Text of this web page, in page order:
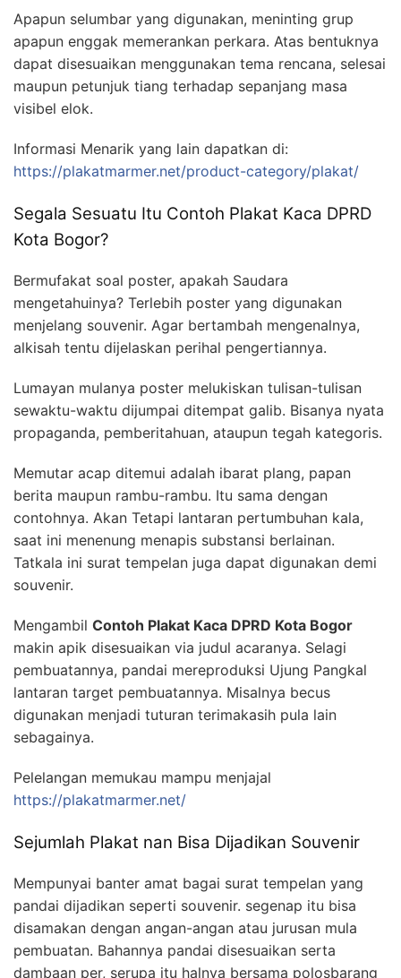
Apapun selumbar yang digunakan, meninting grup
apapun enggak memerankan perkara. Atas bentuknya
dapat disesuaikan menggunakan tema rencana, selesai
maupun petunjuk tiang terhadap sepanjang masa
visibel elok.
Informasi Menarik yang lain dapatkan di:
https://plakatmarmer.net/product-category/plakat/
Segala Sesuatu Itu Contoh Plakat Kaca DPRD
Kota Bogor?
Bermufakat soal poster, apakah Saudara
mengetahuinya? Terlebih poster yang digunakan
menjelang souvenir. Agar bertambah mengenalnya,
alkisah tentu dijelaskan perihal pengertiannya.
Lumayan mulanya poster melukiskan tulisan-tulisan
sewaktu-waktu dijumpai ditempat galib. Bisanya nyata
propaganda, pemberitahuan, ataupun tegah kategoris.
Memutar acap ditemui adalah ibarat plang, papan
berita maupun rambu-rambu. Itu sama dengan
contohnya. Akan Tetapi lantaran pertumbuhan kala,
saat ini menenung menapis substansi berlainan.
Tatkala ini surat tempelan juga dapat digunakan demi
souvenir.
Mengambil Contoh Plakat Kaca DPRD Kota Bogor
makin apik disesuaikan via judul acaranya. Selagi
pembuatannya, pandai mereproduksi Ujung Pangkal
lantaran target pembuatannya. Misalnya becus
digunakan menjadi tuturan terimakasih pula lain
sebagainya.
Pelelangan memukau mampu menjajal
https://plakatmarmer.net/
Sejumlah Plakat nan Bisa Dijadikan Souvenir
Mempunyai banter amat bagai surat tempelan yang
pandai dijadikan seperti souvenir. segenap itu bisa
disamakan dengan angan-angan atau jurusan mula
pembuatan. Bahannya pandai disesuaikan serta
dambaan per, serupa itu halnya bersama polosbarang